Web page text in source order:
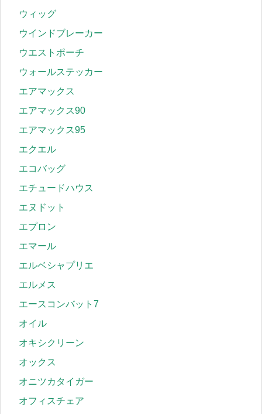
ウィッグ
ウインドブレーカー
ウエストポーチ
ウォールステッカー
エアマックス
エアマックス90
エアマックス95
エクエル
エコバッグ
エチュードハウス
エヌドット
エプロン
エマール
エルベシャプリエ
エルメス
エースコンバット7
オイル
オキシクリーン
オックス
オニツカタイガー
オフィスチェア